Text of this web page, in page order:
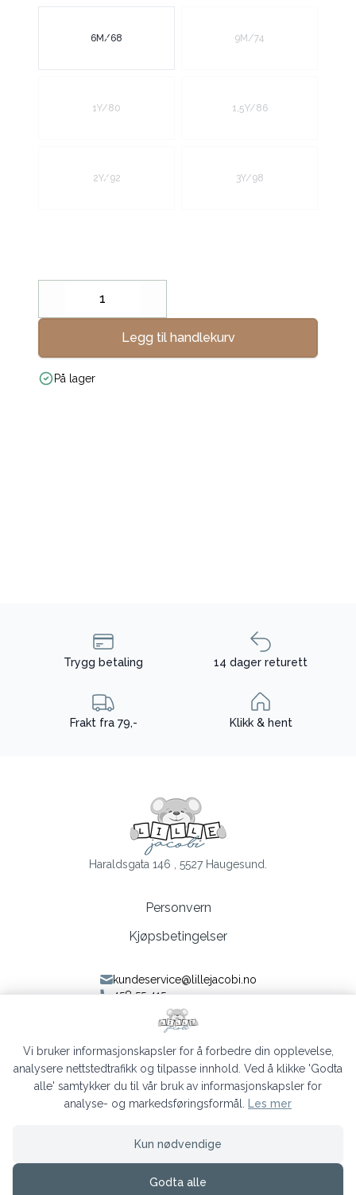
Velg en Størrelse
6M/68 9M/74
1Y/80 1,5Y/86
2Y/92 3Y/98
Decrease
Legg til handlekurv
På lager
Trygg betaling 14 dager returett
Frakt fra 79,- Klikk & hent
Haraldsgata 146 , 5527 Haugesund.
Personvern
Kjøpsbetingelser
kundeservice@lillejacobi.no
458 55 415
Følg oss på Facebook
Følg oss på Instagram
Siden driftes avShoplabs
Vi bruker informasjonskapsler for å forbedre din opplevelse,
analysere nettstedtrafikk og tilpasse innhold. Ved å klikke 'Godta
alle' samtykker du til vår bruk av informasjonskapsler for
analyse- og markedsføringsformål.
Les mer
Kun nødvendige
Godta alle